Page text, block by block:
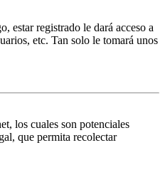
estar registrado le dará acceso a
etc. Tan solo le tomará unos
los cuales son potenciales
que permita recolectar